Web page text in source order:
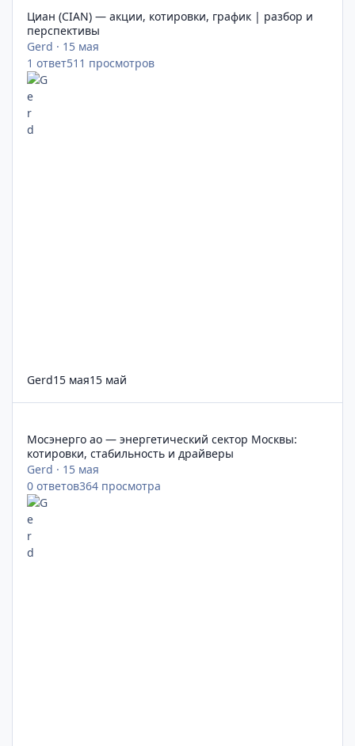
Циан (CIAN) — акции, котировки, график | разбор и
перспективы
Gerd · 15 мая
1 ответ511 просмотров
Gerd15 мая15 май
Мосэнерго ао — энергетический сектор Москвы:
котировки, стабильность и драйверы
Gerd · 15 мая
0 ответов364 просмотра